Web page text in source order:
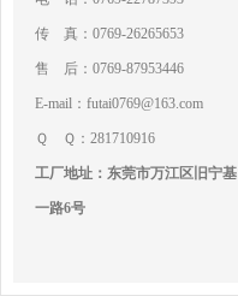
传 真：0769-26265653
售 后：0769-87953446
E-mail：futai0769@163.com
Ｑ Ｑ：281710916
工厂地址：东莞市万江区旧宁基
一路6号